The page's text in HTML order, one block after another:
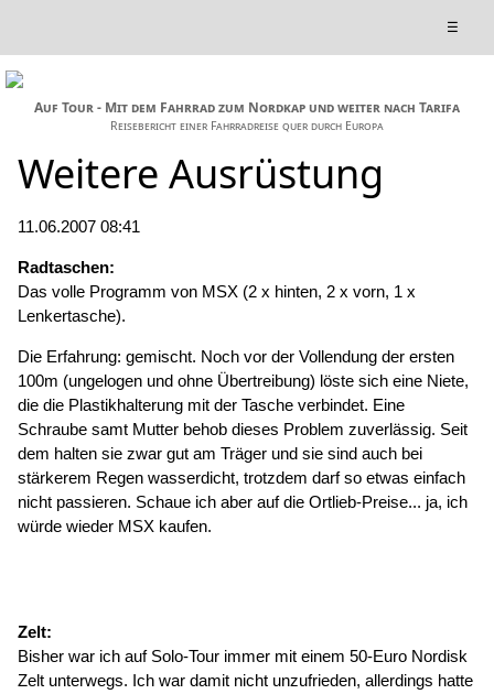
☰
Auf Tour - Mit dem Fahrrad zum Nordkap und weiter nach Tarifa
Reisebericht einer Fahrradreise quer durch Europa
Weitere Ausrüstung
11.06.2007 08:41
Radtaschen:
Das volle Programm von MSX (2 x hinten, 2 x vorn, 1 x
Lenkertasche).
Die Erfahrung: gemischt. Noch vor der Vollendung der ersten
100m (ungelogen und ohne Übertreibung) löste sich eine Niete,
die die Plastikhalterung mit der Tasche verbindet. Eine
Schraube samt Mutter behob dieses Problem zuverlässig. Seit
dem halten sie zwar gut am Träger und sie sind auch bei
stärkerem Regen wasserdicht, trotzdem darf so etwas einfach
nicht passieren. Schaue ich aber auf die Ortlieb-Preise... ja, ich
würde wieder MSX kaufen.
Zelt:
Bisher war ich auf Solo-Tour immer mit einem 50-Euro Nordisk
Zelt unterwegs. Ich war damit nicht unzufrieden, allerdings hatte